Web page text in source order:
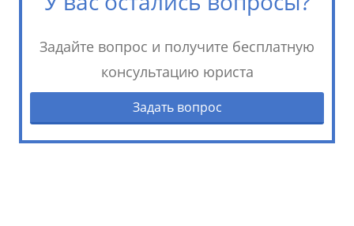
Задайте вопрос и получите бесплатную
консультацию юриста
Задать вопрос